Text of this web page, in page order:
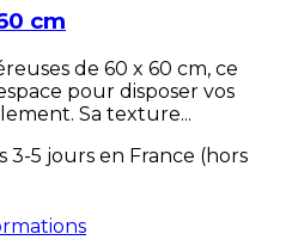
cm
de 60 x 60 cm, ce
pour disposer vos
Sa texture...
3-5 jours en France (hors